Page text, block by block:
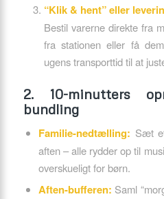
“Klik & hent” eller
Bestil varerne direkte fra
fra stationen eller få
ugens transporttid til at
2. 10-minutters
bundling
Familie-nedtælling: Sæt
aften – alle rydder op til
overskueligt for børn.
Aften-bufferen: Saml